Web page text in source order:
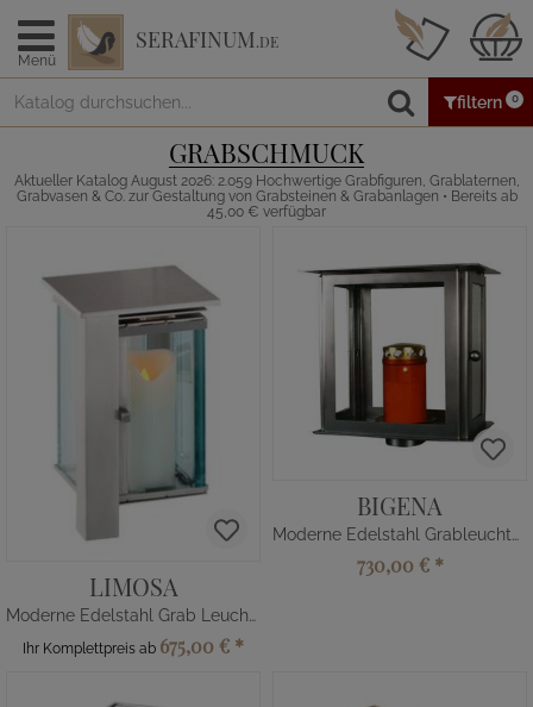
Menü
SERAFINUM.DE
filtern 0
GRABSCHMUCK
Aktueller Katalog August 2026: 2.059 Hochwertige Grabfiguren, Grablaternen,
Grabvasen & Co. zur Gestaltung von Grabsteinen & Grabanlagen • Bereits ab
45,00 € verfügbar
LIMOSA
Moderne Edelstahl Grab Leuchte
Ihr Komplettpreis ab 675,00 € *
BIGENA
Moderne Edelstahl Grableuchte aus Handarbeit
730,00 € *